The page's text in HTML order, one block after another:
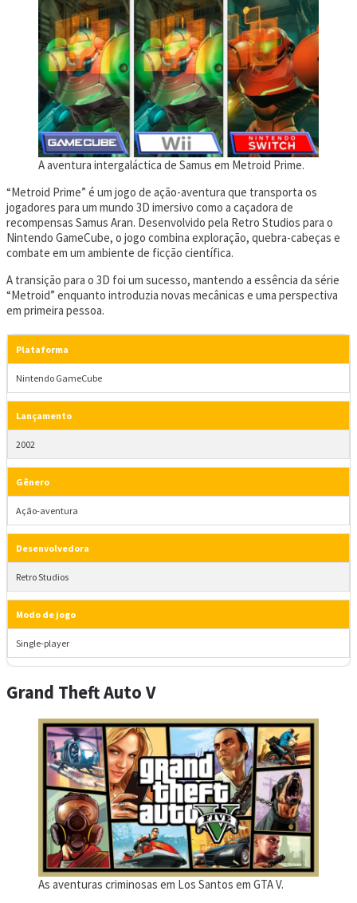
A aventura intergaláctica de Samus em Metroid Prime.
“Metroid Prime” é um jogo de ação-aventura que transporta os
jogadores para um mundo 3D imersivo como a caçadora de
recompensas Samus Aran. Desenvolvido pela Retro Studios para o
Nintendo GameCube, o jogo combina exploração, quebra-cabeças e
combate em um ambiente de ficção científica.
A transição para o 3D foi um sucesso, mantendo a essência da série
“Metroid” enquanto introduzia novas mecânicas e uma perspectiva
em primeira pessoa.
Plataforma
Nintendo GameCube
Lançamento
2002
Gênero
Ação-aventura
Desenvolvedora
Retro Studios
Modo de jogo
Single-player
Grand Theft Auto V
As aventuras criminosas em Los Santos em GTA V.